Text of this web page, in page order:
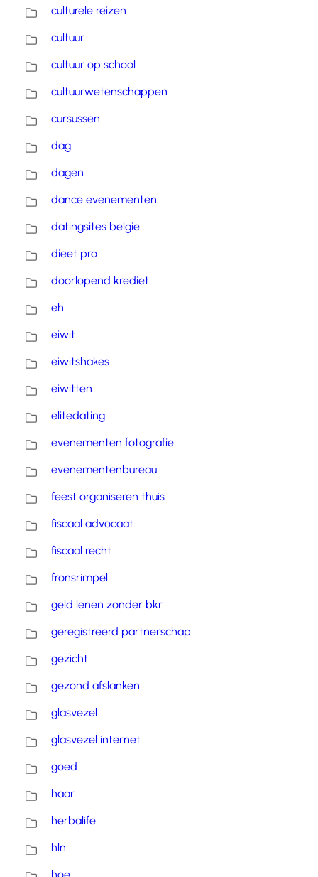
culturele reizen
cultuur
cultuur op school
cultuurwetenschappen
cursussen
dag
dagen
dance evenementen
datingsites belgie
dieet pro
doorlopend krediet
eh
eiwit
eiwitshakes
eiwitten
elitedating
evenementen fotografie
evenementenbureau
feest organiseren thuis
fiscaal advocaat
fiscaal recht
fronsrimpel
geld lenen zonder bkr
geregistreerd partnerschap
gezicht
gezond afslanken
glasvezel
glasvezel internet
goed
haar
herbalife
hln